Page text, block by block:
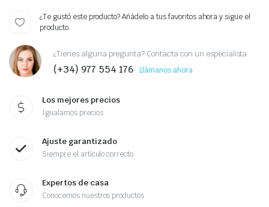
¿Te gustó este producto? Añádelo a tus favoritos ahora y sigue el
producto.
¿Tienes alguna pregunta? Contacta con un especialista
(+34) 977 554 176 Llámanos ahora
Los mejores precios
Igualamos precios
Ajuste garantizado
Siempre el artículo correcto
Expertos de casa
Conocemos nuestros productos